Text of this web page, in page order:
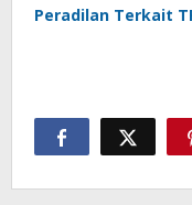
Peradilan Terkait